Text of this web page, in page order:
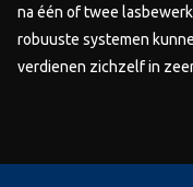
na één of twee
robuuste systemen
verdienen zichzelf in